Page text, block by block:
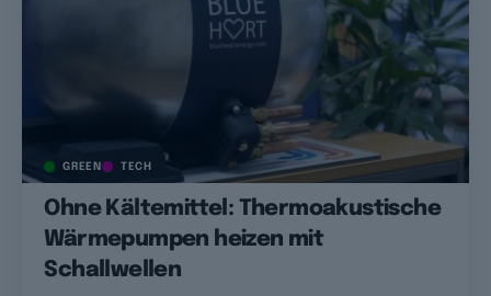
GREEN TECH
Ohne Kältemittel: Thermoakustische
Wärmepumpen heizen mit
Schallwellen